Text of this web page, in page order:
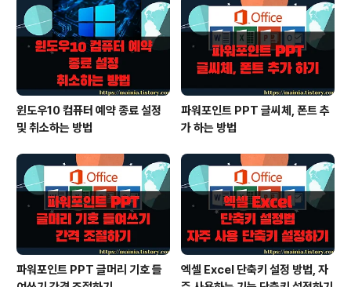
윈도우10 컴퓨터 예약 종료 설정
및 취소하는 방법
파워포인트 PPT 글씨체, 폰트 추
가 하는 방법
파워포인트 PPT 글머리 기호 들
엑셀 Excel 단축키 설정 방법, 자